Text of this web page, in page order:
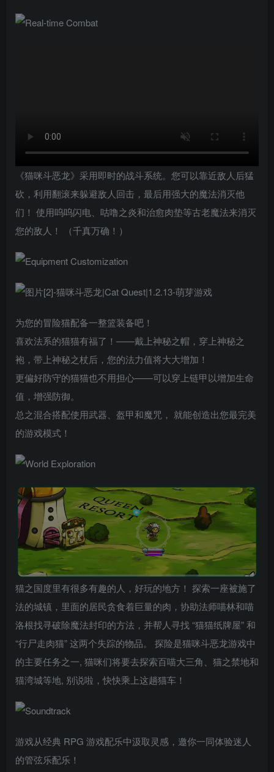
《猫咪斗恶龙》采用即时的战斗系统。您可以靠近敌人后猛
砍，利用翻滚来躲避敌人回击，最后用强大的魔法消灭他
们！ 使用呜呜闪电、咕噜之炎和治愈肉垫等古老魔法来消灭
您的敌人！ （千真万确！）
为您的冒险猫配备一整篮装备吧！
喜欢法系的猫猫有福了！——戴上神秘之帽，穿上神秘之
袍，带上神秘之杖后，您的法力值将大大增加！
更偏好防守的猫猫也不用担心——可以穿上链甲以增加生命
值，增强防御。
总之混合搭配使用武器、盔甲和魔咒， 就能创造出您最完美
的游戏模式！
猫之国度里有很多有趣的人，好玩的地方！ 探索一座被施了
法的城镇，里面的居民贪食着巨量的肉，协助法师喵林和喵
洛根找寻破除魔法封印的方法，并帮人寻找 “猫猫纸牌屋” 和
“行尸走肉猫” 这两个失踪的物品。 探险是猫咪斗恶龙游戏中
的主要任务之一, 猫咪们将要去探索百喵大三角、猫之禁地和
猫湾城等地, 别说啦，快快乘上这趟猫车！
游戏从经典 RPG 游戏配乐中汲取灵感，邀你一同体验迷人
的管弦乐配乐！